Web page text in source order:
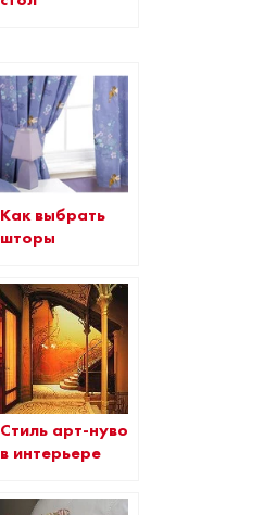
Как выбрать
шторы
Стиль арт-нуво
в интерьере